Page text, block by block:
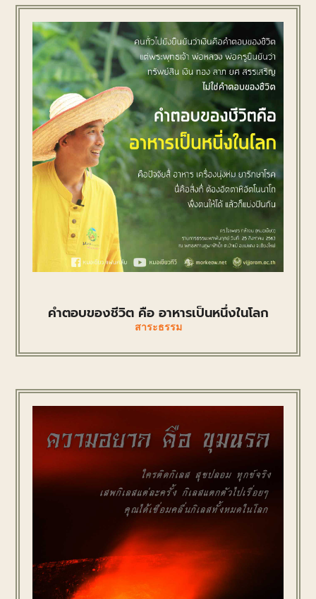
คำตอบของชีวิต คือ อาหารเป็นหนึ่งในโลก
สาระธรรม